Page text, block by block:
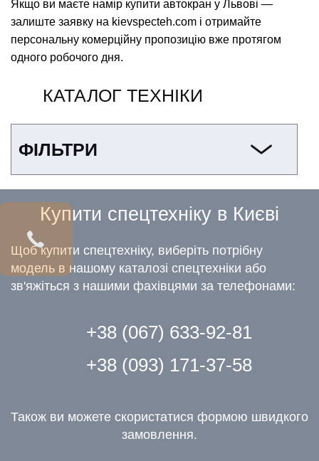
Якщо ви маєте намір купити автокран у Львові —
залиште заявку на kievspecteh.com і отримайте
персональну комерційну пропозицію вже протягом
одного робочого дня.
КАТАЛОГ ТЕХНІКИ
ФІЛЬТРИ
Купити спецтехніку в Києві
Щоб купити спецтехніку, виберіть потрібну
модель в нашому каталозі спецтехніки або
зв'яжіться з нашими фахівцями за телефонами:
+38 (067) 633-92-81
+38 (093) 171-37-58
Також ви можете скористатися формою швидкого
замовлення.